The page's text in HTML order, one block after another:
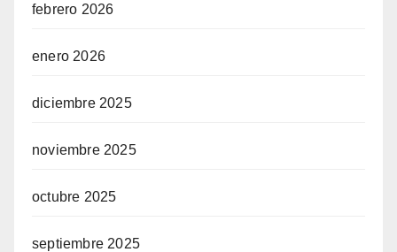
febrero 2026
enero 2026
diciembre 2025
noviembre 2025
octubre 2025
septiembre 2025